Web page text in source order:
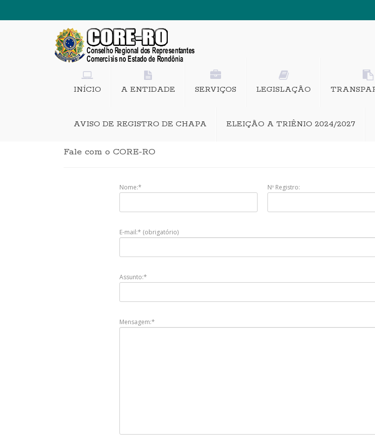
INÍCIO A ENTIDADE SERVIÇOS LEGISLAÇÃO
AVISO DE REGISTRO DE CHAPA ELEIÇÃO A TRIÊNIO 2024/2027
Fale com o CORE-RO
Nome:* Nº Registro:
E-mail:* (obrigatório)
Assunto:*
Mensagem:*